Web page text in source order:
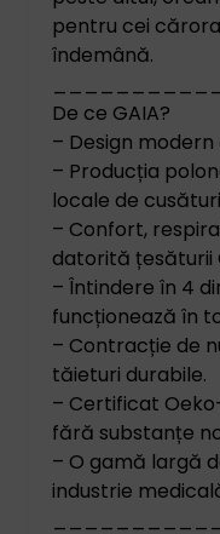
pentru cei
îndemână.
De ce GAIA?
– Design
– Producția
locale de
– Confort,
datorită țesăturii
– Întindere în 4
funcționează în
– Contracție de
tăieturi durabile.
– Certificat
fără substanțe
– O gamă largă
industrie